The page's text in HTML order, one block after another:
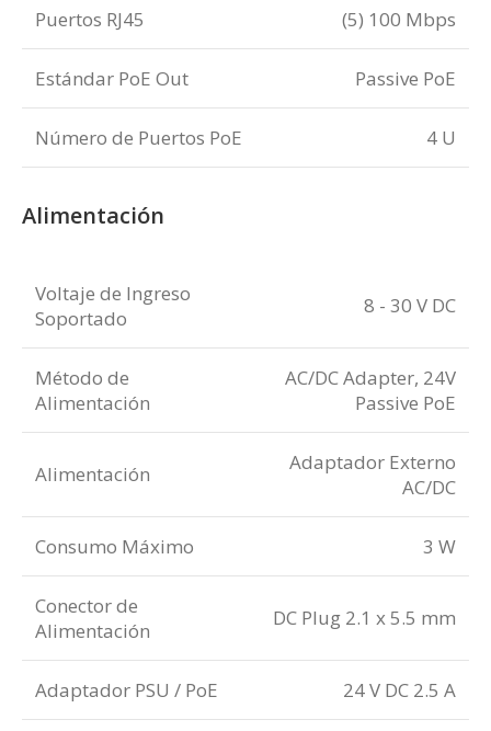
Puertos RJ45 (5) 100 Mbps
Estándar PoE Out Passive PoE
Número de Puertos PoE 4 U
Alimentación
Voltaje de Ingreso
Soportado
8 - 30 V DC
Método de
Alimentación
AC/DC Adapter, 24V
Passive PoE
Alimentación
Adaptador Externo
AC/DC
Consumo Máximo 3 W
Conector de
Alimentación
DC Plug 2.1 x 5.5 mm
Adaptador PSU / PoE 24 V DC 2.5 A